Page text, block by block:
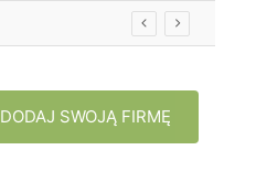
DODAJ SWOJĄ FIRMĘ